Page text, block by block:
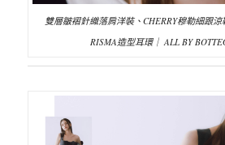
雙層皺褶針織落肩洋裝、CHERRY穆勒細跟涼
RISMA造型耳環｜ ALL BY